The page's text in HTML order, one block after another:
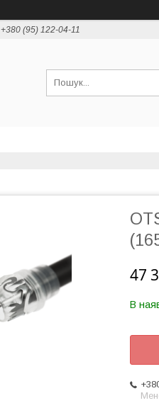
+380 (95) 122-04-11
47
В